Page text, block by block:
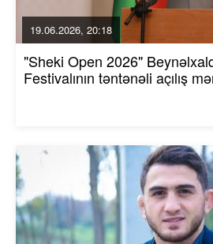
19.06.2026, 20:18
"Sheki Open 2026"
Festivalının təntənəli açılış